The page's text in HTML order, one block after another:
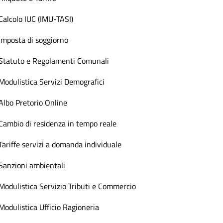
IUC (IMU-TASI)
di soggiorno
e Regolamenti Comunali
Servizi Demografici
Pretorio Online
di residenza in tempo reale
servizi a domanda individuale
ambientali
Servizio Tributi e Commercio
Ufficio Ragioneria